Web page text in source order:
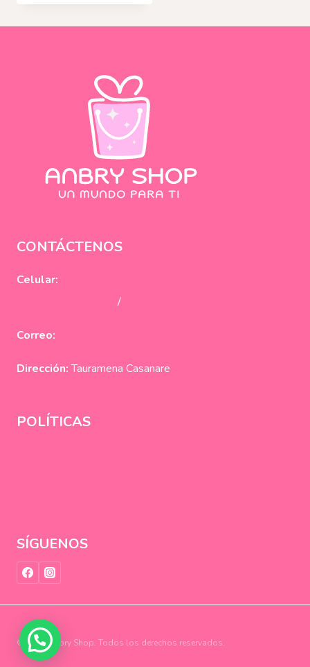
CONTÁCTENOS
Celular:
/
Correo:
Dirección:Tauramena Casanare
POLÍTICAS
SÍGUENOS
© 2026 Anbry Shop. Todos los derechos reservados.